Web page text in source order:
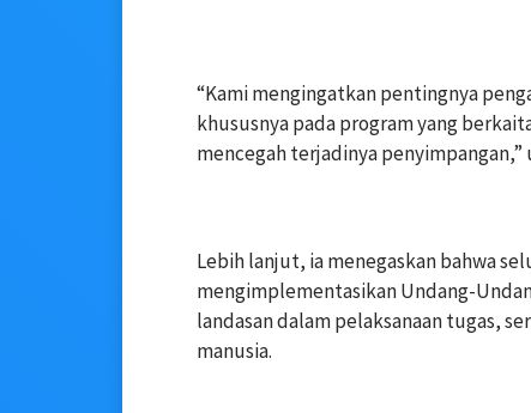
‎“Kami mengingatkan pentingnya
khususnya pada program yang
mencegah terjadinya penyimpangan,”
‎Lebih lanjut, ia menegaskan bahwa
mengimplementasikan Undang-
landasan dalam pelaksanaan tugas,
manusia.